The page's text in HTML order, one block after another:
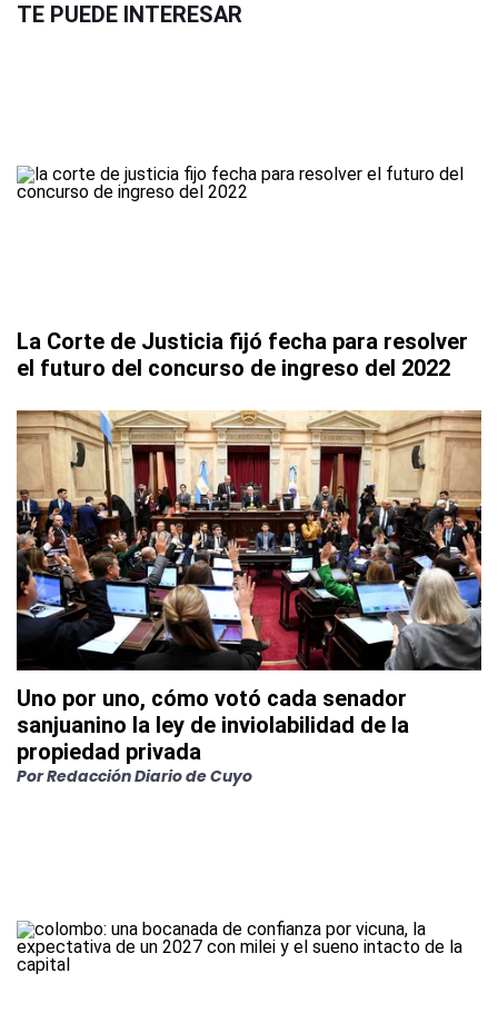
TE PUEDE INTERESAR
La Corte de Justicia fijó fecha para resolver
el futuro del concurso de ingreso del 2022
Uno por uno, cómo votó cada senador
sanjuanino la ley de inviolabilidad de la
propiedad privada
PorRedacción Diario de Cuyo